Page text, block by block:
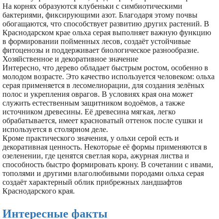
На корнях образуются клубеньки с симбиотическими
бактериями, фиксирующими азот. Благодаря этому почвы
обогащаются, что способствует развитию других растений. В
Краснодарском крае ольха серая выполняет важную функцию
в формировании пойменных лесов, создаёт устойчивые
фитоценозы и поддерживает биологическое разнообразие.
Хозяйственное и декоративное значение
Интересно, что дерево обладает быстрым ростом, особенно в
молодом возрасте. Это качество используется человеком: ольха
серая применяется в лесомелиорации, для создания зелёных
полос и укрепления оврагов. В условиях края она может
служить естественным защитником водоёмов, а также
источником древесины. Её древесина мягкая, легко
обрабатывается, имеет красноватый оттенок после сушки и
используется в столярном деле.
Кроме практического значения, у ольхи серой есть и
декоративная ценность. Некоторые её формы применяются в
озеленении, где ценятся светлая кора, ажурная листва и
способность быстро формировать крону. В сочетании с ивами,
тополями и другими влаголюбивыми породами ольха серая
создаёт характерный облик прибрежных ландшафтов
Краснодарского края.
Интересные факты